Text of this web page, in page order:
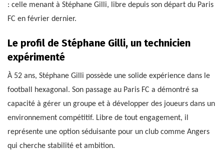
: celle menant à Stéphane Gilli, libre depuis son départ du Paris
FC en février dernier.
Le profil de Stéphane Gilli, un technicien
expérimenté
À 52 ans, Stéphane Gilli possède une solide expérience dans le
football hexagonal. Son passage au Paris FC a démontré sa
capacité à gérer un groupe et à développer des joueurs dans un
environnement compétitif. Libre de tout engagement, il
représente une option séduisante pour un club comme Angers
qui cherche stabilité et ambition.